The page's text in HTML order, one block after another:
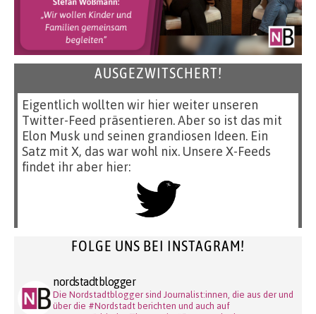
AUSGEZWITSCHERT!
Eigentlich wollten wir hier weiter unseren
Twitter-Feed präsentieren. Aber so ist das mit
Elon Musk und seinen grandiosen Ideen. Ein
Satz mit X, das war wohl nix. Unsere X-Feeds
findet ihr aber hier:
FOLGE UNS BEI INSTAGRAM!
nordstadtblogger
Die Nordstadtblogger sind Journalist:innen, die aus der und
über die #Nordstadt berichten und auch auf